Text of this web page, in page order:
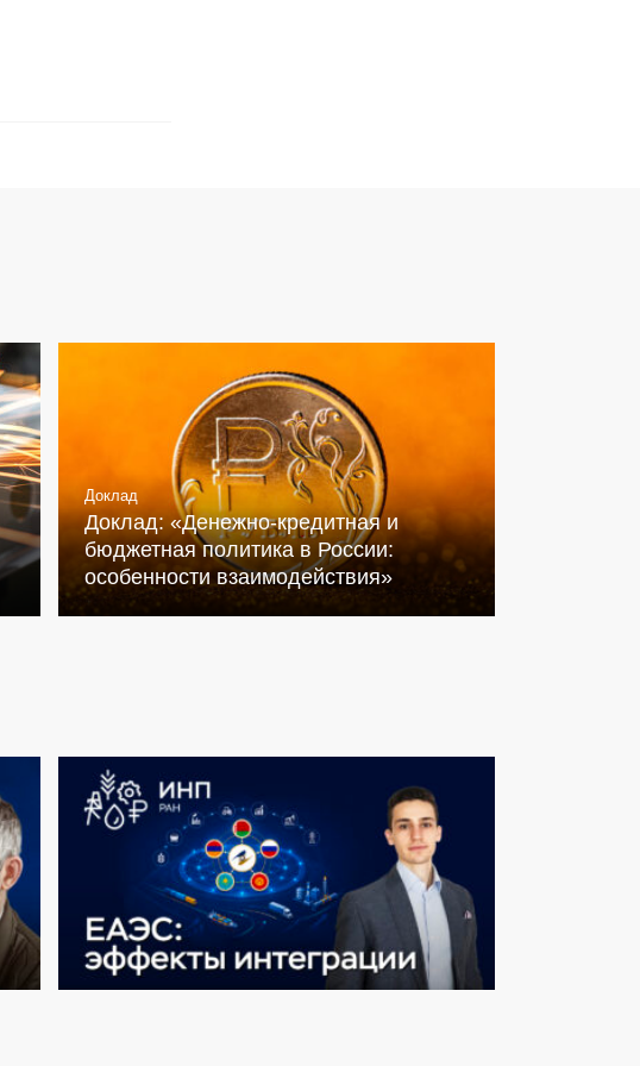
Доклад
Доклад: «Денежно-кредитная и
бюджетная политика в России:
особенности взаимодействия»